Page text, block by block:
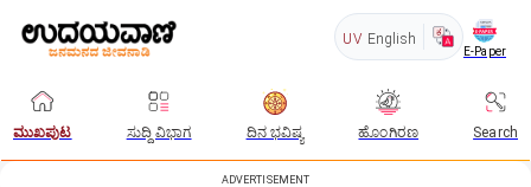
UV English
E-Paper
ಮುಖಪುಟ ಸುದ್ದಿ ವಿಭಾಗ ದಿನ ಭವಿಷ್ಯ ಹೊಂಗಿರಣ Search
ADVERTISEMENT